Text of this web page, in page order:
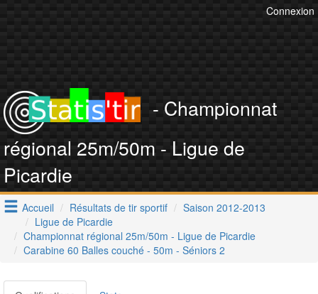
Connexion
- Championnat
régional 25m/50m - Ligue de
Picardie
Accueil Résultats de tir sportif
Saison 2012-2013
Ligue de Picardie
Championnat régional 25m/50m - Ligue de Picardie
Carabine 60 Balles couché - 50m - Séniors 2